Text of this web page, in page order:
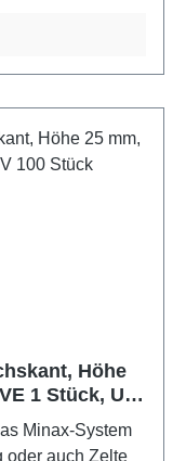
die
Höhe
1 Stück, UV
Minax-System
oder auch Zelte